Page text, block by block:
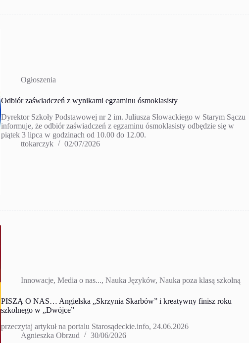
Ogłoszenia
Odbiór zaświadczeń z wynikami egzaminu ósmoklasisty
Dyrektor Szkoły Podstawowej nr 2 im. Juliusza Słowackiego w Starym Sączu
informuje, że odbiór zaświadczeń z egzaminu ósmoklasisty odbędzie się w
piątek 3 lipca w godzinach od 10.00 do 12.00.
ttokarczyk
02/07/2026
Innowacje, Media o nas..., Nauka Języków, Nauka poza klasą szkolną
PISZĄ O NAS… Angielska „Skrzynia Skarbów” i kreatywny finisz roku
szkolnego w „Dwójce”
przeczytaj artykuł na portalu Starosądeckie.info, 24.06.2026
Agnieszka Obrzud
30/06/2026